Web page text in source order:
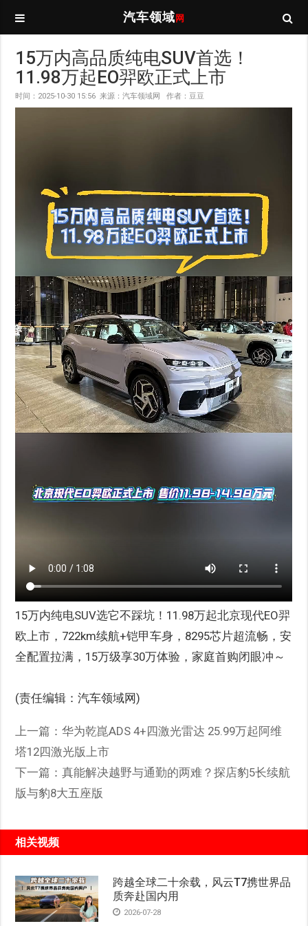
汽车领域 网
15万内高品质纯电SUV首选！
11.98万起EO羿欧正式上市
时间：2025-10-30 15:56 来源：汽车领域网 作者：豆豆
15万内纯电SUV选它不踩坑！11.98万起北京现代EO羿
欧上市，722km续航+铠甲车身，8295芯片超流畅，安
全配置拉满，15万级享30万体验，家庭首购闭眼冲～
(责任编辑：汽车领域网)
上一篇：华为乾崑ADS 4+四激光雷达 25.99万起阿维
塔12四激光版上市
下一篇：真能解决越野与通勤的两难？探店豹5长续航
版与豹8大五座版
相关视频
跨越全球二十余载，风云T7携世界品
质奔赴国内用
2026-07-28